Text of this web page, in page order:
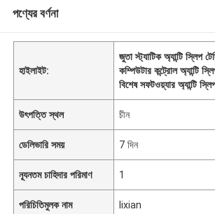
পণ্যের বর্ণনা
হাইলাইট:
জুতা স্ট্যাটিক অ্যান্টি স্লিপ
কম্পিউটার কন্ট্রোল অ্যান্টি
বিশেষ সফটওয়্যার অ্যান্টি
উৎপত্তি স্থল চীন
ডেলিভারি সময় 7 দিন
ন্যূনতম চাহিদার পরিমাণ 1
পরিচিতিমুলক নাম lixian